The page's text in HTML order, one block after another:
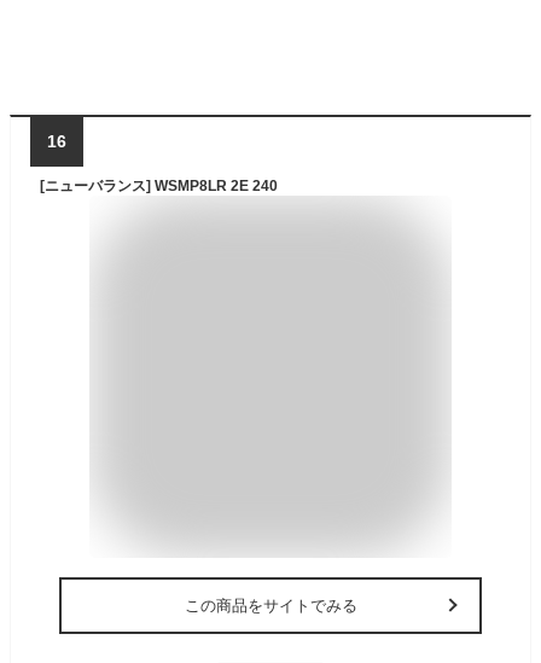
16
[ニューバランス] WSMP8LR 2E 240
この商品をサイトでみる